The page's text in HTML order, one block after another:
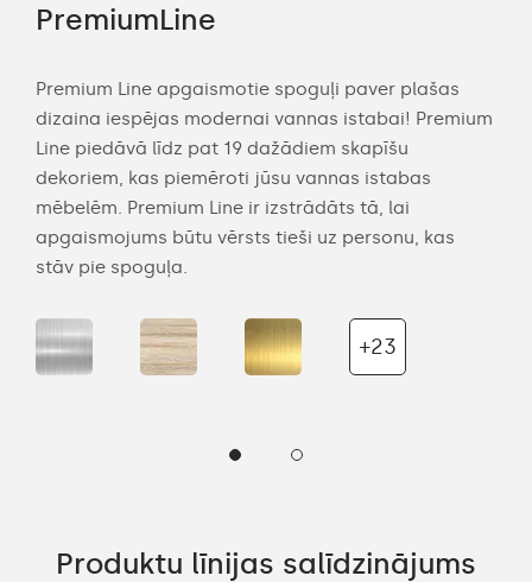
PremiumLine
Premium Line apgaismotie spoguļi paver plašas
dizaina iespējas modernai vannas istabai! Premium
Line piedāvā līdz pat 19 dažādiem skapīšu
dekoriem, kas piemēroti jūsu vannas istabas
mēbelēm. Premium Line ir izstrādāts tā, lai
apgaismojums būtu vērsts tieši uz personu, kas
stāv pie spoguļa.
+23
Produktu līnijas salīdzinājums